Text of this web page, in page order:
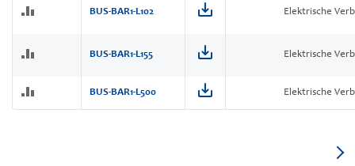
BUS-BAR1-L102 Elektrische
BUS-BAR1-L155 Elektrische
BUS-BAR1-L500 Elektrische